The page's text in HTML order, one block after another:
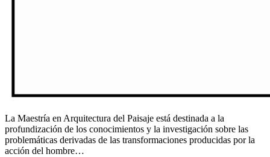
La Maestría en Arquitectura del Paisaje está destinada a la
profundización de los conocimientos y la investigación sobre las
problemáticas derivadas de las transformaciones producidas por la
acción del hombre…